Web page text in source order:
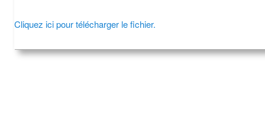
Cliquez ici pour télécharger le fichier.